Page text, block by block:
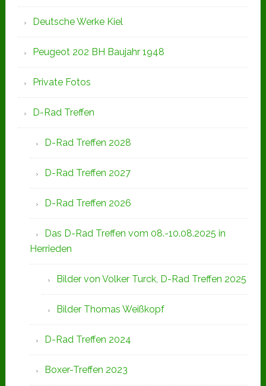
Deutsche Werke Kiel
Peugeot 202 BH Baujahr 1948
Private Fotos
D-Rad Treffen
D-Rad Treffen 2028
D-Rad Treffen 2027
D-Rad Treffen 2026
Das D-Rad Treffen vom 08.-10.08.2025 in
Herrieden
Bilder von Volker Turck, D-Rad Treffen 2025
Bilder Thomas Weißkopf
D-Rad Treffen 2024
Boxer-Treffen 2023